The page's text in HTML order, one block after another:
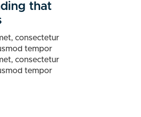
that
consectetur
tempor
consectetur
tempor